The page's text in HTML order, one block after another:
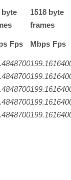
byte
1518 byte
frames
Fps Mbps Fps
48700199.16
48700199.16
48700199.16
48700199.16
48700199.16